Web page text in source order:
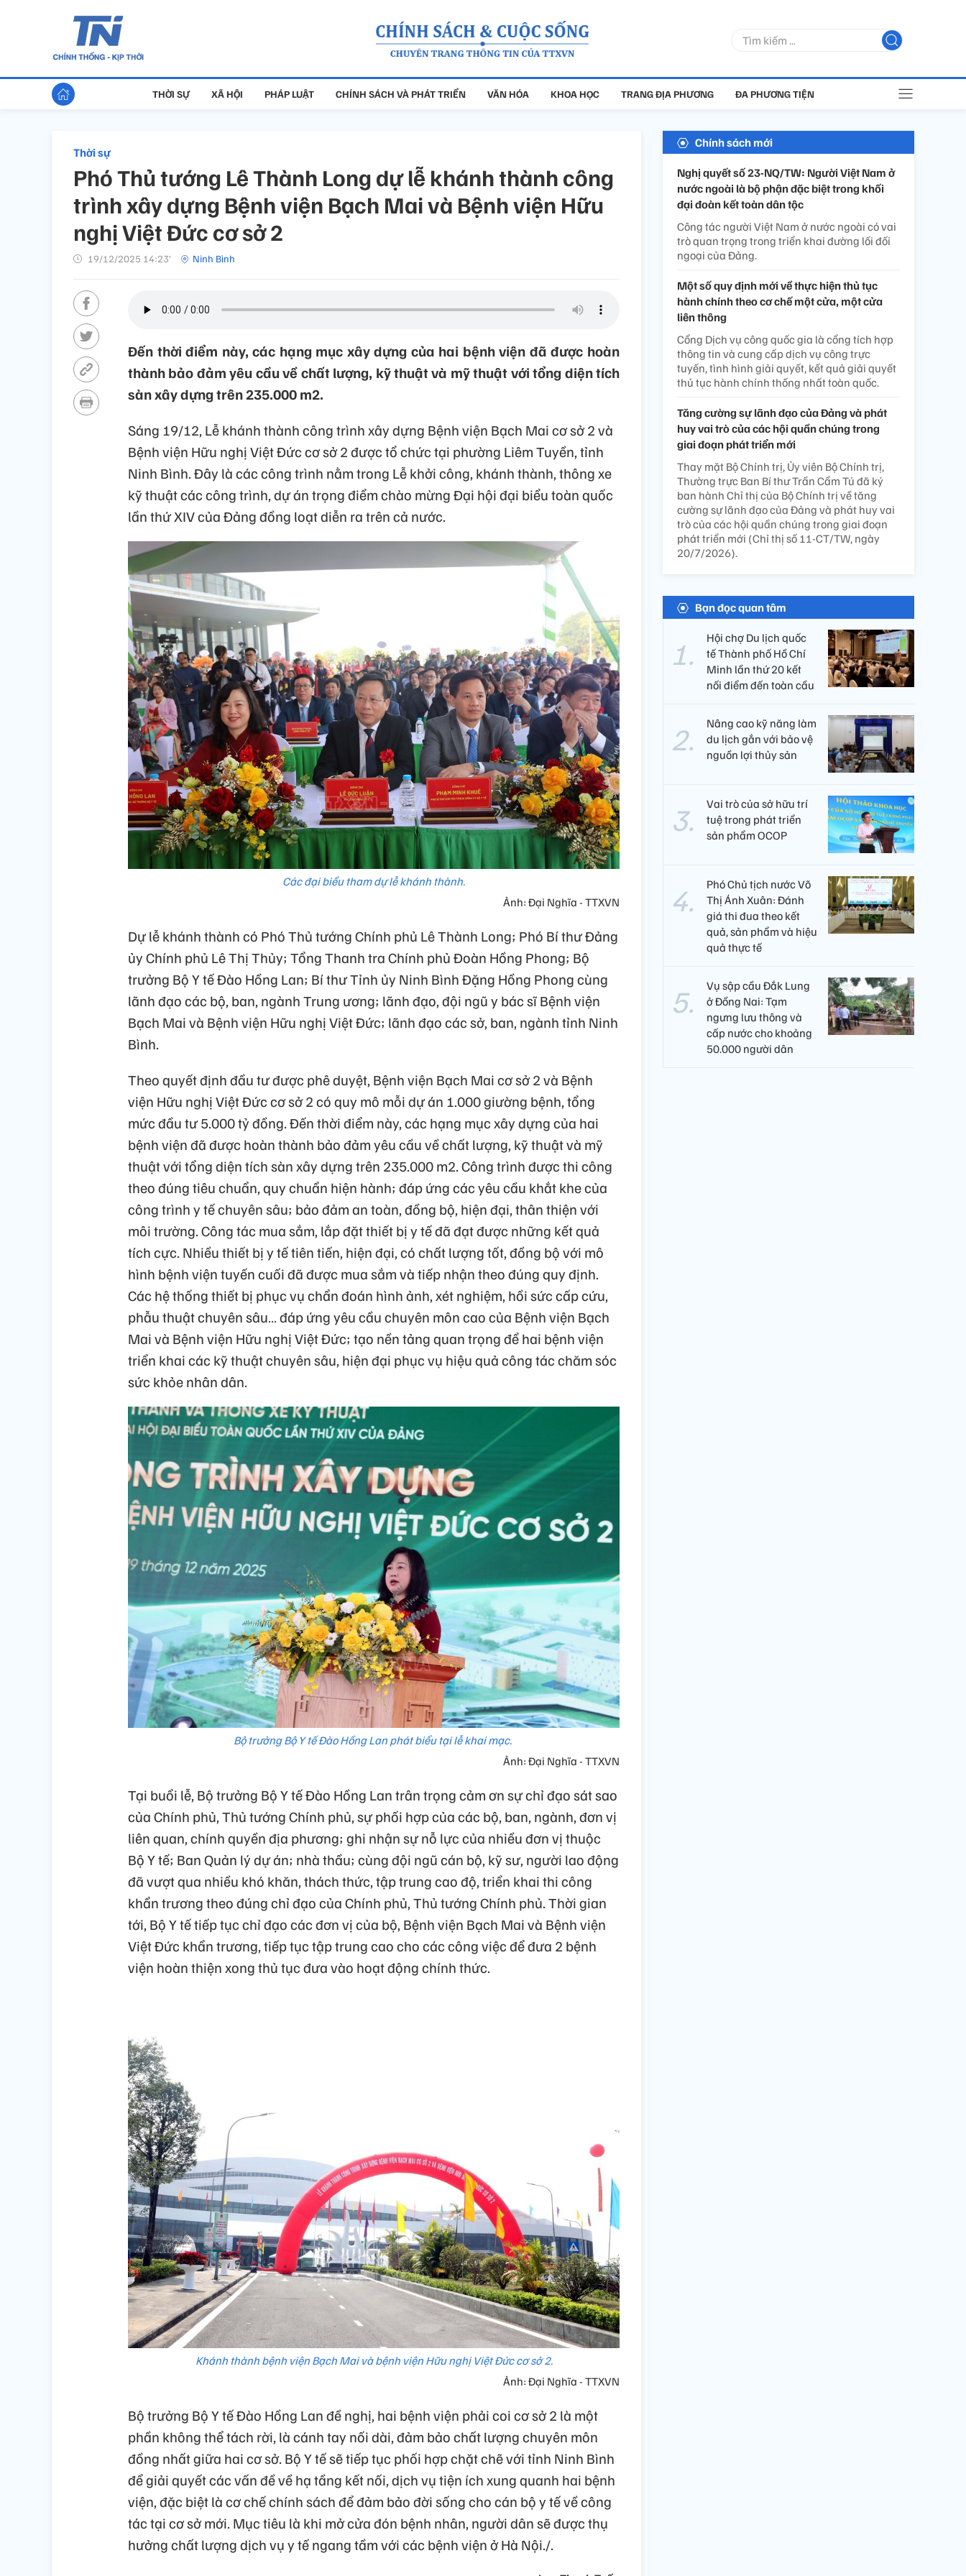
THỜI SỰ XÃ HỘI PHÁP LUẬT CHÍNH SÁCH VÀ PHÁT TRIỂN VĂN HÓA KHOA HỌC TRANG ĐỊA PHƯƠNG ĐA PHƯƠNG TIỆN
Thời sự
Phó Thủ tướng Lê Thành Long dự lễ khánh thành công
trình xây dựng Bệnh viện Bạch Mai và Bệnh viện Hữu
nghị Việt Đức cơ sở 2
19/12/2025 14:23’ Ninh Bình
Đến thời điểm này, các hạng mục xây dựng của hai bệnh viện đã được hoàn
thành bảo đảm yêu cầu về chất lượng, kỹ thuật và mỹ thuật với tổng diện tích
sàn xây dựng trên 235.000 m2.
Sáng 19/12, Lễ khánh thành công trình xây dựng Bệnh viện Bạch Mai cơ sở 2 và
Bệnh viện Hữu nghị Việt Đức cơ sở 2 được tổ chức tại phường Liêm Tuyền, tỉnh
Ninh Bình. Đây là các công trình nằm trong Lễ khởi công, khánh thành, thông xe
kỹ thuật các công trình, dự án trọng điểm chào mừng Đại hội đại biểu toàn quốc
lần thứ XIV của Đảng đồng loạt diễn ra trên cả nước.
Các đại biểu tham dự lễ khánh thành.
Ảnh: Đại Nghĩa - TTXVN
Dự lễ khánh thành có Phó Thủ tướng Chính phủ Lê Thành Long; Phó Bí thư Đảng
ủy Chính phủ Lê Thị Thủy; Tổng Thanh tra Chính phủ Đoàn Hồng Phong; Bộ
trưởng Bộ Y tế Đào Hồng Lan; Bí thư Tỉnh ủy Ninh Bình Đặng Hồng Phong cùng
lãnh đạo các bộ, ban, ngành Trung ương; lãnh đạo, đội ngũ y bác sĩ Bệnh viện
Bạch Mai và Bệnh viện Hữu nghị Việt Đức; lãnh đạo các sở, ban, ngành tỉnh Ninh
Bình.
Theo quyết định đầu tư được phê duyệt, Bệnh viện Bạch Mai cơ sở 2 và Bệnh
viện Hữu nghị Việt Đức cơ sở 2 có quy mô mỗi dự án 1.000 giường bệnh, tổng
mức đầu tư 5.000 tỷ đồng. Đến thời điểm này, các hạng mục xây dựng của hai
bệnh viện đã được hoàn thành bảo đảm yêu cầu về chất lượng, kỹ thuật và mỹ
thuật với tổng diện tích sàn xây dựng trên 235.000 m2. Công trình được thi công
theo đúng tiêu chuẩn, quy chuẩn hiện hành; đáp ứng các yêu cầu khắt khe của
công trình y tế chuyên sâu; bảo đảm an toàn, đồng bộ, hiện đại, thân thiện với
môi trường. Công tác mua sắm, lắp đặt thiết bị y tế đã đạt được những kết quả
tích cực. Nhiều thiết bị y tế tiên tiến, hiện đại, có chất lượng tốt, đồng bộ với mô
hình bệnh viện tuyến cuối đã được mua sắm và tiếp nhận theo đúng quy định.
Các hệ thống thiết bị phục vụ chẩn đoán hình ảnh, xét nghiệm, hồi sức cấp cứu,
phẫu thuật chuyên sâu… đáp ứng yêu cầu chuyên môn cao của Bệnh viện Bạch
Mai và Bệnh viện Hữu nghị Việt Đức; tạo nền tảng quan trọng để hai bệnh viện
triển khai các kỹ thuật chuyên sâu, hiện đại phục vụ hiệu quả công tác chăm sóc
sức khỏe nhân dân.
Bộ trưởng Bộ Y tế Đào Hồng Lan phát biểu tại lễ khai mạc.
Ảnh: Đại Nghĩa - TTXVN
Tại buổi lễ, Bộ trưởng Bộ Y tế Đào Hồng Lan trân trọng cảm ơn sự chỉ đạo sát sao
của Chính phủ, Thủ tướng Chính phủ, sự phối hợp của các bộ, ban, ngành, đơn vị
liên quan, chính quyền địa phương; ghi nhận sự nỗ lực của nhiều đơn vị thuộc
Bộ Y tế; Ban Quản lý dự án; nhà thầu; cùng đội ngũ cán bộ, kỹ sư, người lao động
đã vượt qua nhiều khó khăn, thách thức, tập trung cao độ, triển khai thi công
khẩn trương theo đúng chỉ đạo của Chính phủ, Thủ tướng Chính phủ. Thời gian
tới, Bộ Y tế tiếp tục chỉ đạo các đơn vị của bộ, Bệnh viện Bạch Mai và Bệnh viện
Việt Đức khẩn trương, tiếp tục tập trung cao cho các công việc để đưa 2 bệnh
viện hoàn thiện xong thủ tục đưa vào hoạt động chính thức.
Khánh thành bệnh viện Bạch Mai và bệnh viện Hữu nghị Việt Đức cơ sở 2.
Ảnh: Đại Nghĩa - TTXVN
Bộ trưởng Bộ Y tế Đào Hồng Lan đề nghị, hai bệnh viện phải coi cơ sở 2 là một
phần không thể tách rời, là cánh tay nối dài, đảm bảo chất lượng chuyên môn
đồng nhất giữa hai cơ sở. Bộ Y tế sẽ tiếp tục phối hợp chặt chẽ với tỉnh Ninh Bình
để giải quyết các vấn đề về hạ tầng kết nối, dịch vụ tiện ích xung quanh hai bệnh
viện, đặc biệt là cơ chế chính sách để đảm bảo đời sống cho cán bộ y tế về công
tác tại cơ sở mới. Mục tiêu là khi mở cửa đón bệnh nhân, người dân sẽ được thụ
hưởng chất lượng dịch vụ y tế ngang tầm với các bệnh viện ở Hà Nội./.
Chính sách mới
Nghị quyết số 23-NQ/TW: Người Việt Nam ở
nước ngoài là bộ phận đặc biệt trong khối
đại đoàn kết toàn dân tộc
Công tác người Việt Nam ở nước ngoài có vai
trò quan trọng trong triển khai đường lối đối
ngoại của Đảng.
Một số quy định mới về thực hiện thủ tục
hành chính theo cơ chế một cửa, một cửa
liên thông
Cổng Dịch vụ công quốc gia là cổng tích hợp
thông tin và cung cấp dịch vụ công trực
tuyến, tình hình giải quyết, kết quả giải quyết
thủ tục hành chính thống nhất toàn quốc.
Tăng cường sự lãnh đạo của Đảng và phát
huy vai trò của các hội quần chúng trong
giai đoạn phát triển mới
Thay mặt Bộ Chính trị, Ủy viên Bộ Chính trị,
Thường trực Ban Bí thư Trần Cẩm Tú đã ký
ban hành Chỉ thị của Bộ Chính trị về tăng
cường sự lãnh đạo của Đảng và phát huy vai
trò của các hội quần chúng trong giai đoạn
phát triển mới (Chỉ thị số 11-CT/TW, ngày
20/7/2026).
Bạn đọc quan tâm
Hội chợ Du lịch quốc
tế Thành phố Hồ Chí
Minh lần thứ 20 kết
nối điểm đến toàn cầu
Nâng cao kỹ năng làm
du lịch gắn với bảo vệ
nguồn lợi thủy sản
Vai trò của sở hữu trí
tuệ trong phát triển
sản phẩm OCOP
Phó Chủ tịch nước Võ
Thị Ánh Xuân: Đánh
giá thi đua theo kết
quả, sản phẩm và hiệu
quả thực tế
Vụ sập cầu Đắk Lung
ở Đồng Nai: Tạm
ngưng lưu thông và
cấp nước cho khoảng
50.000 người dân